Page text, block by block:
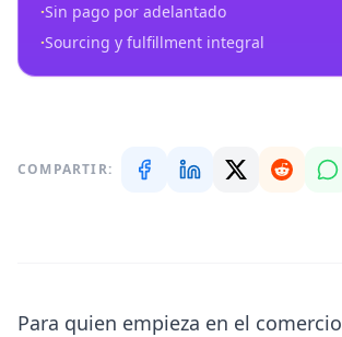
·Sin pago por adelantado
·Sourcing y fulfillment integral
COMPARTIR:
Para quien empieza en el comercio